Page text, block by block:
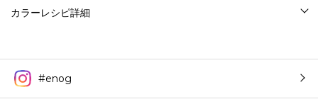
カラーレシピ詳細
#enog